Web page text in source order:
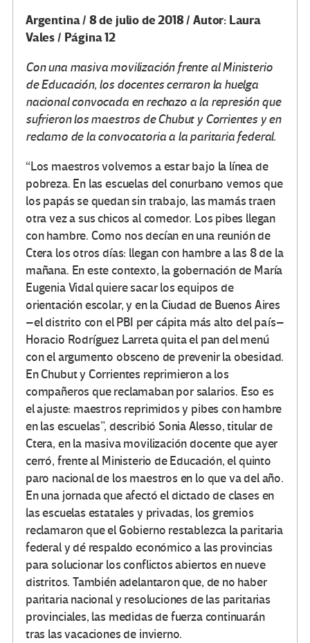
Argentina / 8 de julio de 2018 / Autor: Laura
Vales / Página 12
Con una masiva movilización frente al Ministerio
de Educación, los docentes cerraron la huelga
nacional convocada en rechazo a la represión que
sufrieron los maestros de Chubut y Corrientes y en
reclamo de la convocatoria a la paritaria federal.
“Los maestros volvemos a estar bajo la línea de
pobreza. En las escuelas del conurbano vemos que
los papás se quedan sin trabajo, las mamás traen
otra vez a sus chicos al comedor. Los pibes llegan
con hambre. Como nos decían en una reunión de
Ctera los otros días: llegan con hambre a las 8 de la
mañana. En este contexto, la gobernación de María
Eugenia Vidal quiere sacar los equipos de
orientación escolar, y en la Ciudad de Buenos Aires
–el distrito con el PBI per cápita más alto del país–
Horacio Rodríguez Larreta quita el pan del menú
con el argumento obsceno de prevenir la obesidad.
En Chubut y Corrientes reprimieron a los
compañeros que reclamaban por salarios. Eso es
el ajuste: maestros reprimidos y pibes con hambre
en las escuelas”, describió Sonia Alesso, titular de
Ctera, en la masiva movilización docente que ayer
cerró, frente al Ministerio de Educación, el quinto
paro nacional de los maestros en lo que va del año.
En una jornada que afectó el dictado de clases en
las escuelas estatales y privadas, los gremios
reclamaron que el Gobierno restablezca la paritaria
federal y dé respaldo económico a las provincias
para solucionar los conflictos abiertos en nueve
distritos. También adelantaron que, de no haber
paritaria nacional y resoluciones de las paritarias
provinciales, las medidas de fuerza continuarán
tras las vacaciones de invierno.